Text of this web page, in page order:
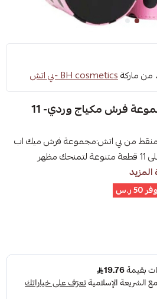
من ماركةBH cosmetics -بي اتش
بي اتش كوزماتيكس مجموعة فرش مكياج وردي- 11
من بي اتش:مجموعة فرش ميك اب
من بي اتش كوزمتك، تحتوي على 11 قطعة متنوعة لتمنحك مظهر
المزيد
وفر50 ر.س